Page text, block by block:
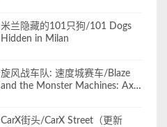
米兰隐藏的101只狗/101 Dogs
Hidden in Milan
旋风战车队: 速度城赛车/Blaze
and the Monster Machines: Axle
CarX街头/CarX Street（更新